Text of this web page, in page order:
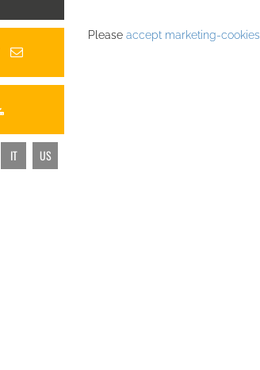
IT US
Please accept marketing-cookies